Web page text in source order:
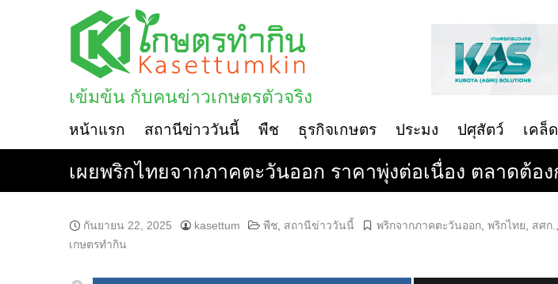
เข้มข้น กับคนข่าวเกษตรตัวจริง
หน้าแรก สถานีข่าววันนี้ พืช ธุรกิจเกษตร ประมง ปศุสัตว์ เคล็
เผยพริกไทยจากภาคตะวันออก ราคาพุ่งต่อเนื่อง ตลาดต้อง
กันยายน 22, 2025 kasettum พืช สถานีข่าววันนี้ พริกจากภาคตะวันออก พริกไทย สศก.
เกษตรทำกิน